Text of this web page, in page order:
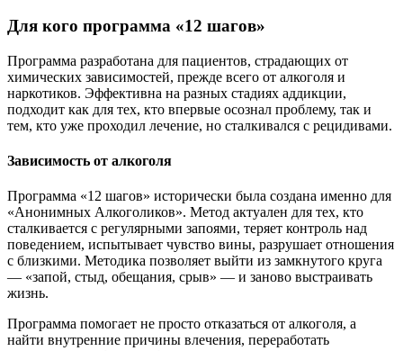
Для кого программа «12 шагов»
Программа разработана для пациентов, страдающих от
химических зависимостей, прежде всего от алкоголя и
наркотиков. Эффективна на разных стадиях аддикции,
подходит как для тех, кто впервые осознал проблему, так и
тем, кто уже проходил лечение, но сталкивался с рецидивами.
Зависимость от алкоголя
Программа «12 шагов» исторически была создана именно для
«Анонимных Алкоголиков». Метод актуален для тех, кто
сталкивается с регулярными запоями, теряет контроль над
поведением, испытывает чувство вины, разрушает отношения
с близкими. Методика позволяет выйти из замкнутого круга
— «запой, стыд, обещания, срыв» — и заново выстраивать
жизнь.
Программа помогает не просто отказаться от алкоголя, а
найти внутренние причины влечения, переработать